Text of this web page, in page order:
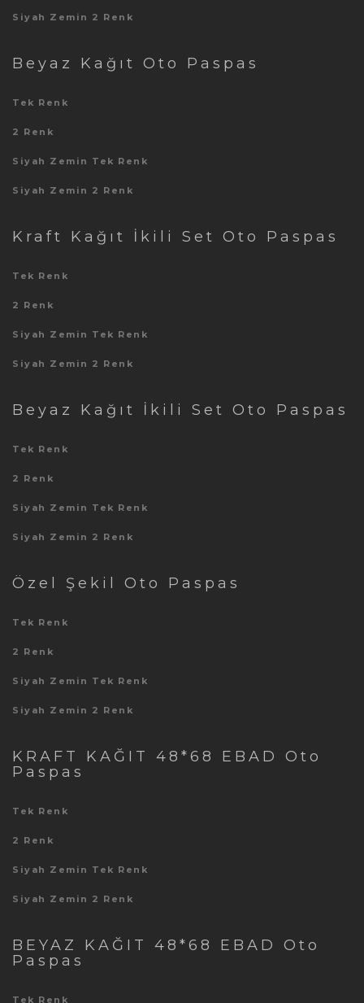
Siyah Zemin 2 Renk
Beyaz Kağıt Oto Paspas
Tek Renk
2 Renk
Siyah Zemin Tek Renk
Siyah Zemin 2 Renk
Kraft Kağıt İkili Set Oto Paspas
Tek Renk
2 Renk
Siyah Zemin Tek Renk
Siyah Zemin 2 Renk
Beyaz Kağıt İkili Set Oto Paspas
Tek Renk
2 Renk
Siyah Zemin Tek Renk
Siyah Zemin 2 Renk
Özel Şekil Oto Paspas
Tek Renk
2 Renk
Siyah Zemin Tek Renk
Siyah Zemin 2 Renk
KRAFT KAĞIT 48*68 EBAD Oto
Paspas
Tek Renk
2 Renk
Siyah Zemin Tek Renk
Siyah Zemin 2 Renk
BEYAZ KAĞIT 48*68 EBAD Oto
Paspas
Tek Renk